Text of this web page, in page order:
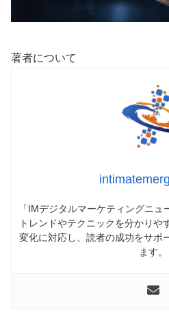
著者について
「IMデジタルマーケティングニ
トレンドやテクニックを分かり
変化に対応し、読者の成功をサポ
ます。